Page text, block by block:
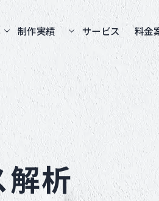
制作実績 サービス 料金
解析